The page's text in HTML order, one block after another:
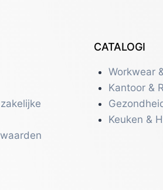
CATALOGI
Workwear
Kantoor &
Keuken &